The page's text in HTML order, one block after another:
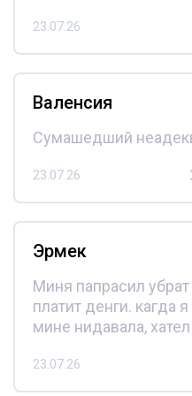
23.07.26
Валенсия
Сумашедший
23.07.26
Эрмек
Миня папрасил
платит денги. кагда
мине нидавала,
23.07.26